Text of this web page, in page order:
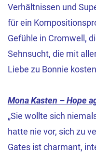
Verhältnissen und
für ein
Gefühle in Cromwell,
Sehnsucht, die mit
Liebe zu Bonnie
Mona Kasten – Hope
„Sie wollte sich
hatte nie vor, sich zu
Gates ist charmant,